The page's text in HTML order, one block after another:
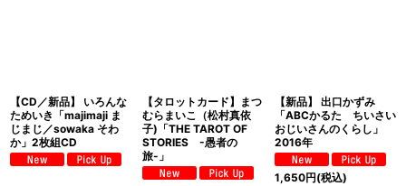
【CD／新品】 いろんな
ためいき「majimaji ま
じまじ／sowaka そわ
か」2枚組CD
【タロットカード】まつ
むらまいこ（松村真依
子)「THE TAROT OF
STORIES -愚者の
旅-」
【新品】 出口かずみ
「ABCかるた ちいさい
おじいさんのくらし」
2016年
1,650円(税込)